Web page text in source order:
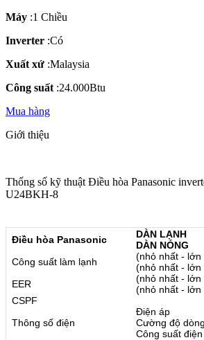
Máy :1 Chiều
Inverter :Có
Xuất xứ :Malaysia
Công suất :24.000Btu
Mua hàng
Giới thiệu
Thống số kỹ thuật Điều hòa Panasonic
U24BKH-8
Điều hòa Panasonic
DÀN LẠNH
DÀN NÓNG
Công suất làm lạnh
(nhỏ nhất - lớn
(nhỏ nhất - lớn
EER
(nhỏ nhất - lớn
(nhỏ nhất - lớn
CSPF
Thông số điện
Điện áp
Cường độ
Công suất